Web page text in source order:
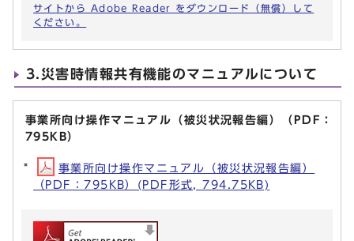
サイトから Adobe Reader をダウンロード（無償）して
ください。
3.災害時情報共有機能のマニュアルについて
事業所向け操作マニュアル（被災状況報告編）（PDF：
795KB）
事業所向け操作マニュアル（被災状況報告編）
（PDF：795KB）(PDF形式, 794.75KB)